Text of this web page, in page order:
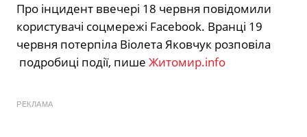
Про інцидент ввечері 18 червня повідомили
користувачі соцмережі Facebook. Вранці 19
червня потерпіла Віолета Яковчук розповіла
подробиці події, пише Житомир.info
РЕКЛАМА